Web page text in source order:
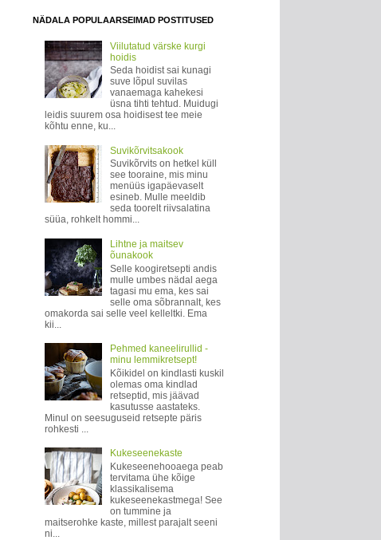
NÄDALA POPULAARSEIMAD POSTITUSED
Viilutatud värske kurgi
hoidis
Seda hoidist sai kunagi
suve lõpul suvilas
vanaemaga kahekesi
üsna tihti tehtud. Muidugi
leidis suurem osa hoidisest tee meie
kõhtu enne, ku...
Suvikõrvitsakook
Suvikõrvits on hetkel küll
see tooraine, mis minu
menüüs igapäevaselt
esineb. Mulle meeldib
seda toorelt riivsalatina
süüa, rohkelt hommi...
Lihtne ja maitsev
õunakook
Selle koogiretsepti andis
mulle umbes nädal aega
tagasi mu ema, kes sai
selle oma sõbrannalt, kes
omakorda sai selle veel kelleltki. Ema
kii...
Pehmed kaneelirullid -
minu lemmikretsept!
Kõikidel on kindlasti kuskil
olemas oma kindlad
retseptid, mis jäävad
kasutusse aastateks.
Minul on seesuguseid retsepte päris
rohkesti ...
Kukeseenekaste
Kukeseenehooaega peab
tervitama ühe kõige
klassikalisema
kukeseenekastmega! See
on tummine ja
maitserohke kaste, millest parajalt seeni
ni...